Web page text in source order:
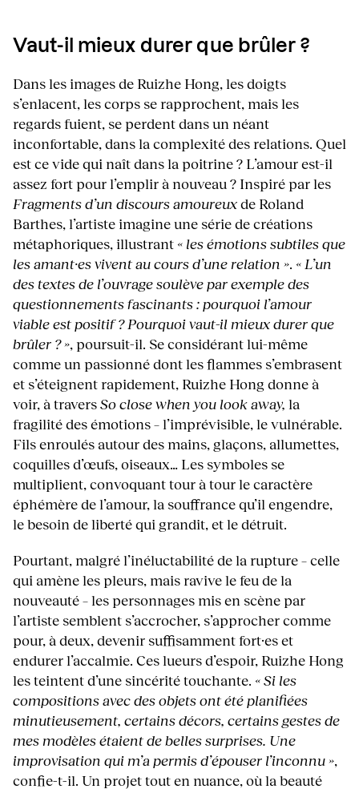
Vaut-il mieux durer que brûler ?
Dans les images de Ruizhe Hong, les doigts
s’enlacent, les corps se rapprochent, mais les
regards fuient, se perdent dans un néant
inconfortable, dans la complexité des relations. Quel
est ce vide qui naît dans la poitrine ? L’amour est-il
assez fort pour l’emplir à nouveau ? Inspiré par les
Fragments d’un discours amoureuxde Roland
Barthes, l’artiste imagine une série de créations
métaphoriques, illustrant « les émotions subtiles que
les amant·es vivent au cours d’une relation ». « L’un
des textes de l’ouvrage soulève par exemple des
questionnements fascinants : pourquoi l’amour
viable est positif ? Pourquoi vaut-il mieux durer que
brûler ? », poursuit-il. Se considérant lui-même
comme un passionné dont les flammes s’embrasent
et s’éteignent rapidement, Ruizhe Hong donne à
voir, à traversSo close when you look away, la
fragilité des émotions – l’imprévisible, le vulnérable.
Fils enroulés autour des mains, glaçons, allumettes,
coquilles d’œufs, oiseaux… Les symboles se
multiplient, convoquant tour à tour le caractère
éphémère de l’amour, la souffrance qu’il engendre,
le besoin de liberté qui grandit, et le détruit.
Pourtant, malgré l’inéluctabilité de la rupture – celle
qui amène les pleurs, mais ravive le feu de la
nouveauté – les personnages mis en scène par
l’artiste semblent s’accrocher, s’approcher comme
pour, à deux, devenir suffisamment fort·es et
endurer l’accalmie. Ces lueurs d’espoir, Ruizhe Hong
les teintent d’une sincérité touchante. « Si les
compositions avec des objets ont été planifiées
minutieusement, certains décors, certains gestes de
mes modèles étaient de belles surprises. Une
improvisation qui m’a permis d’épouser l’inconnu »,
confie-t-il. Un projet tout en nuance, où la beauté